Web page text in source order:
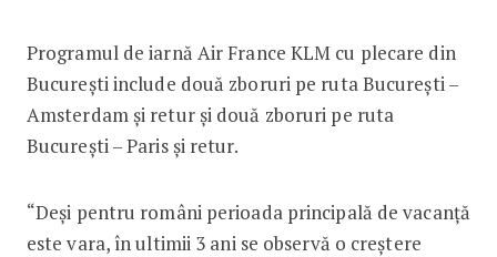
Programul de iarnă Air France KLM cu plecare din
București include două zboruri pe ruta București –
Amsterdam și retur și două zboruri pe ruta
București – Paris și retur.
“Deși pentru români perioada principală de vacanță
este vara, în ultimii 3 ani se observă o creștere